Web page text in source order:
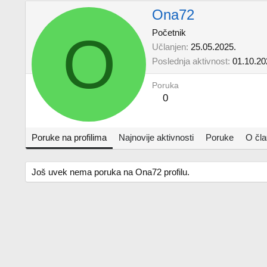
O
Ona72
Početnik
Učlanjen 25.05.2025.
Poslednja aktivnost
Poruka
0
Poruke na profilima Najnovije aktivnosti Poruke O
Još uvek nema poruka na Ona72 profilu.